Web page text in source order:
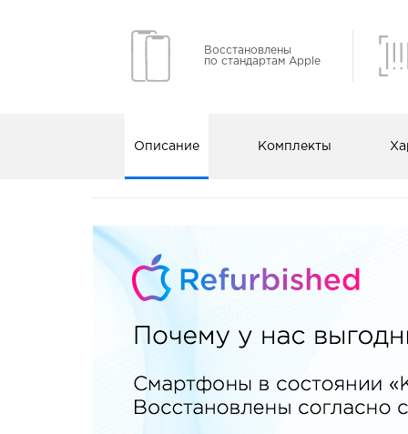
Восстановлены
по стандартам Apple
Описание Комплекты